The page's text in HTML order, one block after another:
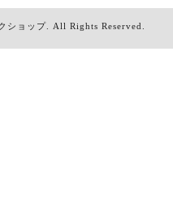
ショップ. All Rights Reserved.